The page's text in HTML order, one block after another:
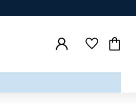
Favoriter